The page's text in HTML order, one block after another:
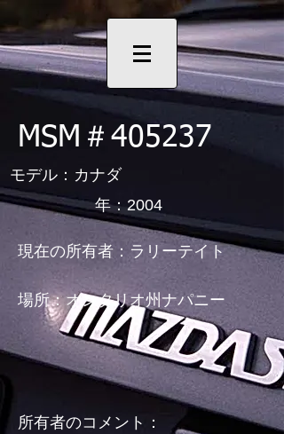
MSM＃405237
モデル：カナダ
年：2004
現在の所有者：ラリーテイト
場所：オンタリオ州ナパニー
所有者のコメント：